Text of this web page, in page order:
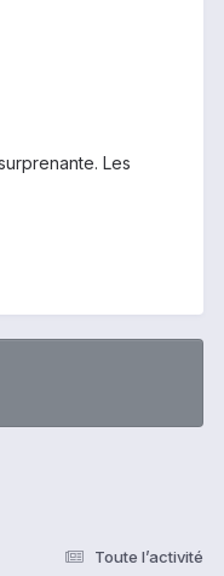
Les
Toute l’activité